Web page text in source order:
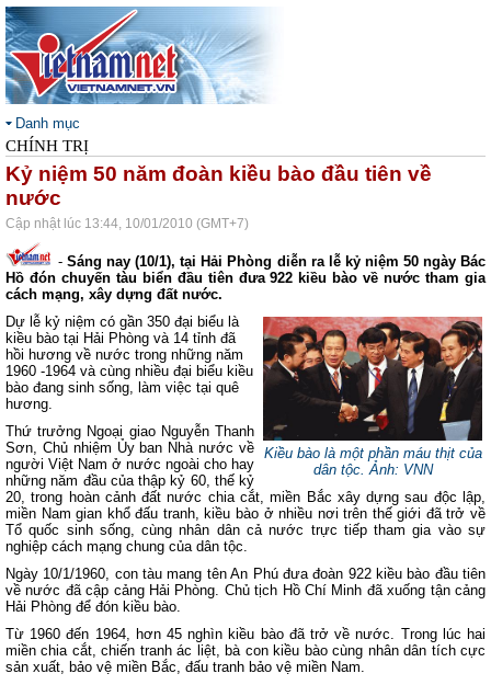
Danh mục
CHÍNH TRỊ
Kỷ niệm 50 năm đoàn kiều bào đầu tiên về
nước
Cập nhật lúc 13:44, 10/01/2010 (GMT+7)
-Sáng nay (10/1), tại Hải Phòng diễn ra lễ kỷ niệm 50 ngày Bác
Hồ đón chuyến tàu biển đầu tiên đưa 922 kiều bào về nước tham gia
cách mạng, xây dựng đất nước.
Kiều bào là một phần máu thịt của
dân tộc.Ảnh: VNN
Dự lễ kỷ niệm có gần 350 đại biểu là
kiều bào tại Hải Phòng và 14 tỉnh đã
hồi hương về nước trong những năm
1960 -1964 và cùng nhiều đại biểu kiều
bào đang sinh sống, làm việc tại quê
hương.
Thứ trưởng Ngoại giao Nguyễn Thanh
Sơn, Chủ nhiệm Ủy ban Nhà nước về
người Việt Nam ở nước ngoài cho hay
những năm đầu của thập kỷ 60, thế kỷ
20, trong hoàn cảnh đất nước chia cắt, miền Bắc xây dựng sau độc lập,
miền Nam gian khổ đấu tranh, kiều bào ở nhiều nơi trên thế giới đã trở về
Tổ quốc sinh sống, cùng nhân dân cả nước trực tiếp tham gia vào sự
nghiệp cách mạng chung của dân tộc.
Ngày 10/1/1960, con tàu mang tên An Phú đưa đoàn 922 kiều bào đầu tiên
về nước đã cập cảng Hải Phòng. Chủ tịch Hồ Chí Minh đã xuống tận cảng
Hải Phòng để đón kiều bào.
Từ 1960 đến 1964, hơn 45 nghìn kiều bào đã trở về nước. Trong lúc hai
miền chia cắt, chiến tranh ác liệt, bà con kiều bào cùng nhân dân tích cực
sản xuất, bảo vệ miền Bắc, đấu tranh bảo vệ miền Nam.